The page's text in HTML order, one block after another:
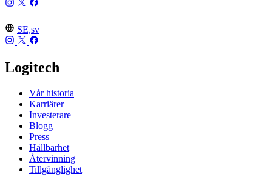
SE,sv
Logitech
Vår historia
Karriärer
Investerare
Blogg
Press
Hållbarhet
Återvinning
Tillgänglighet